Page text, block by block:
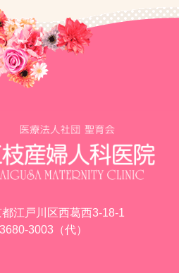
江戸川区西葛西3-18-1
3003（代）